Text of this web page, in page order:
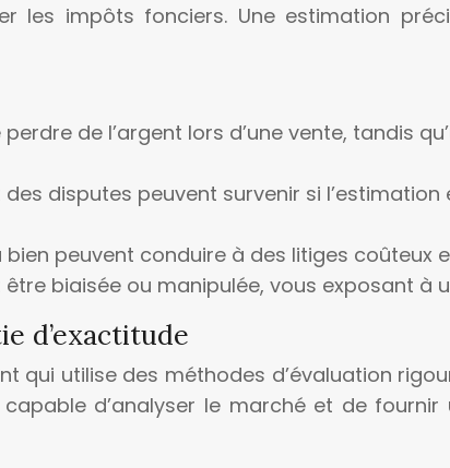
les impôts fonciers. Une estimation
de l’argent lors d’une vente, tandis
disputes peuvent survenir si
peuvent conduire à des litiges coûteux
biaisée ou manipulée, vous exposant à
d’exactitude
utilise des méthodes d’évaluation
d’analyser le marché et de